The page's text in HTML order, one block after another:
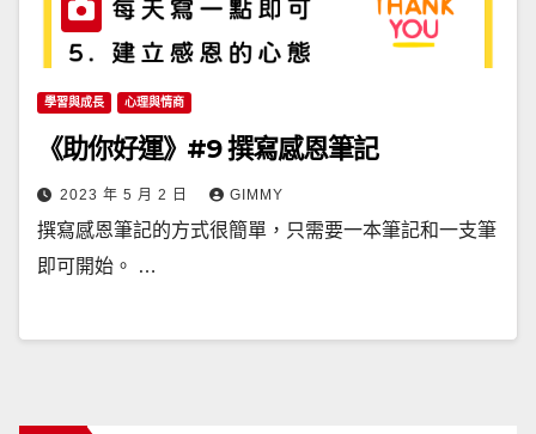
學習與成長 心理與情商
《助你好運》#9 撰寫感恩筆記
2023 年 5 月 2 日 GIMMY
撰寫感恩筆記的方式很簡單，只需要一本筆記和一支筆
即可開始。 …